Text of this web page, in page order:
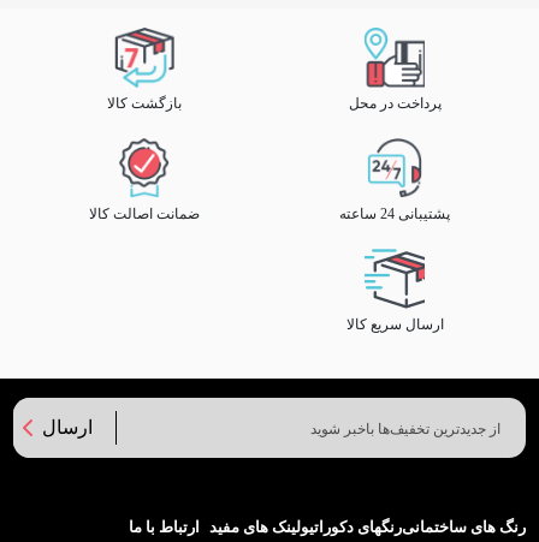
پرداخت در محل بازگشت کالا
پشتیبانی 24 ساعته ضمانت اصالت کالا
ارسال سریع کالا
ارسال
رنگ های ساختمانیرنگهای دکوراتیولینک های مفید ارتباط با ما